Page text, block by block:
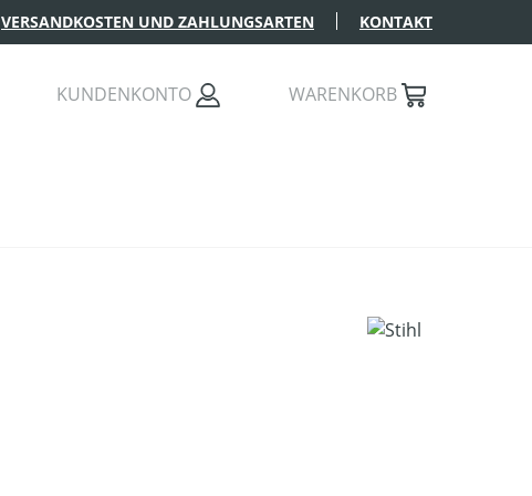
VERSANDKOSTEN UND ZAHLUNGSARTEN KONTAKT
KUNDENKONTO WARENKORB